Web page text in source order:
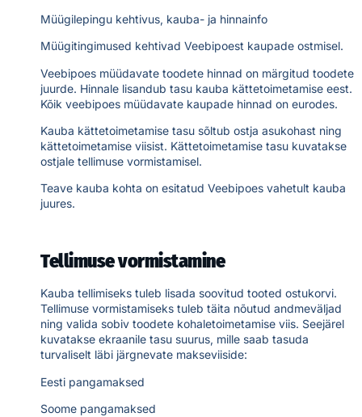
Müügilepingu kehtivus, kauba- ja hinnainfo
Müügitingimused kehtivad Veebipoest kaupade ostmisel.
Veebipoes müüdavate toodete hinnad on märgitud toodete
juurde. Hinnale lisandub tasu kauba kättetoimetamise eest.
Kõik veebipoes müüdavate kaupade hinnad on eurodes.
Kauba kättetoimetamise tasu sõltub ostja asukohast ning
kättetoimetamise viisist. Kättetoimetamise tasu kuvatakse
ostjale tellimuse vormistamisel.
Teave kauba kohta on esitatud Veebipoes vahetult kauba
juures.
Tellimuse vormistamine
Kauba tellimiseks tuleb lisada soovitud tooted ostukorvi.
Tellimuse vormistamiseks tuleb täita nõutud andmeväljad
ning valida sobiv toodete kohaletoimetamise viis. Seejärel
kuvatakse ekraanile tasu suurus, mille saab tasuda
turvaliselt läbi järgnevate makseviiside:
Eesti pangamaksed
Soome pangamaksed